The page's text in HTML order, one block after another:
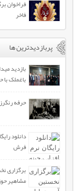
فراخوان
فاخر
پربازدیدترین ها
بازدید
باغملک
حرفه
دانلود
فرش
برگزاری
مشاهیر